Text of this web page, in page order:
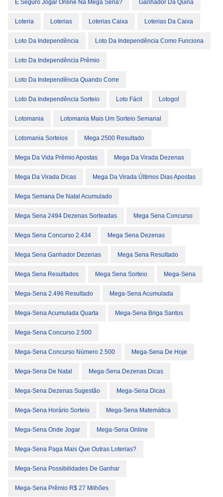
É Seguro Jogar Online Na Mega Sena? Ganhador Da Quina
Loteria Loterias Loterias Caixa Loterias Da Caixa
Loto Da Independência Loto Da Independência Como Funciona
Loto Da Independência Prêmio
Loto Da Independência Quando Corre
Loto Da Independência Sorteio Loto Fácil Lotogol
Lotomania Lotomania Mais Um Sorteio Semanal
Lotomania Sorteios Mega 2500 Resultado
Mega Da Vida Prêmio Apostas Mega Da Virada Dezenas
Mega Da Virada Dicas Mega Da Virada Últimos Dias Apostas
Mega Semana De Natal Acumulado
Mega Sena 2494 Dezenas Sorteadas Mega Sena Concurso
Mega Sena Concurso 2.434 Mega Sena Dezenas
Mega Sena Ganhador Dezenas Mega Sena Resultado
Mega Sena Resultados Mega Sena Sorteio Mega-Sena
Mega-Sena 2.496 Resultado Mega-Sena Acumulada
Mega-Sena Acumulada Quarta Mega-Sena Briga Santos
Mega-Sena Concurso 2.500
Mega-Sena Concurso Número 2.500 Mega-Sena De Hoje
Mega-Sena De Natal Mega-Sena Dezenas Dicas
Mega-Sena Dezenas Sugestão Mega-Sena Dicas
Mega-Sena Horário Sorteio Mega-Sena Matemática
Mega-Sena Onde Jogar Mega-Sena Online
Mega-Sena Paga Mais Que Outras Loterias?
Mega-Sena Possibilidades De Ganhar
Mega-Sena Prêmio R$ 27 Milhões